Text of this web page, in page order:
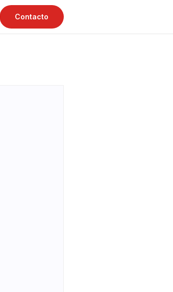
Contacto